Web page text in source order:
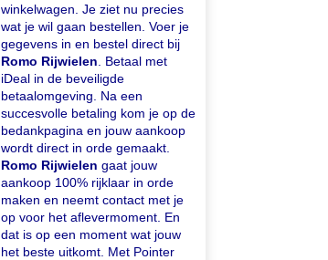
winkelwagen. Je ziet nu precies
wat je wil gaan bestellen. Voer je
gegevens in en bestel direct bij
Romo Rijwielen . Betaal met
iDeal in de beveiligde
betaalomgeving. Na een
succesvolle betaling kom je op de
bedankpagina en jouw aankoop
wordt direct in orde gemaakt.
Romo Rijwielen gaat jouw
aankoop 100% rijklaar in orde
maken en neemt contact met je
op voor het aflevermoment. En
dat is op een moment wat jouw
het beste uitkomt. Met Pointer